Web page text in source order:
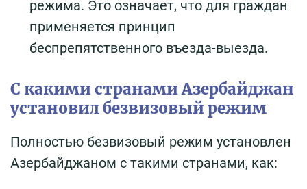
режима. Это означает, что для граждан
применяется принцип
беспрепятственного въезда-выезда.
С какими странами Азербайджан
установил безвизовый режим
Полностью безвизовый режим установлен
Азербайджаном с такими странами, как: